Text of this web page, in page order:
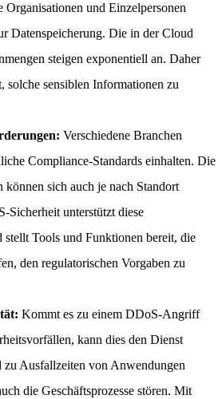
Organisationen und Einzelpersonen
Datenspeicherung. Die in der Cloud
steigen exponentiell an. Daher
solche sensiblen Informationen zu
Verschiedene Branchen
Compliance-Standards einhalten. Die
können sich auch je nach Standort
Sicherheit unterstützt diese
stellt Tools und Funktionen bereit, die
den regulatorischen Vorgaben zu
Kommt es zu einem DDoS-Angriff
kann dies den Dienst
zu Ausfallzeiten von Anwendungen
die Geschäftsprozesse stören. Mit